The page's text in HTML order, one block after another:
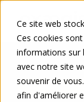
Ce site web
Ces cookies
informations sur
avec notre site
souvenir de
afin d'améliorer
RESSOURCES